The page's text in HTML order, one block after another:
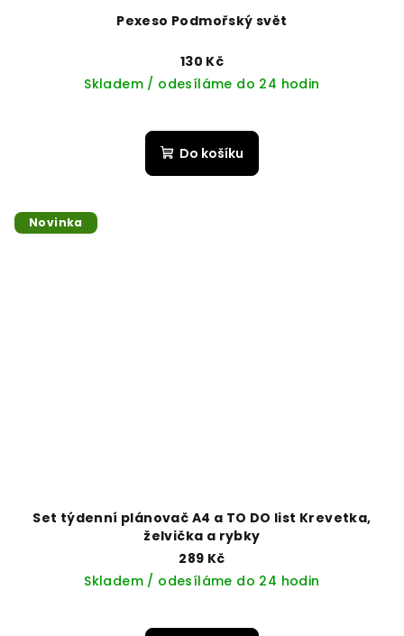
Pexeso Podmořský svět
130 Kč
Skladem / odesíláme do 24 hodin
Do košíku
Novinka
Set týdenní plánovač A4 a TO DO list Krevetka,
želvička a rybky
289 Kč
Skladem / odesíláme do 24 hodin